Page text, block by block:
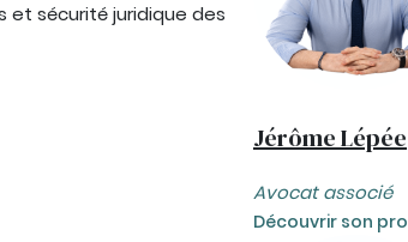
et sécurité juridique des
Jérôme Lépée
Avocat associé
Découvrir son